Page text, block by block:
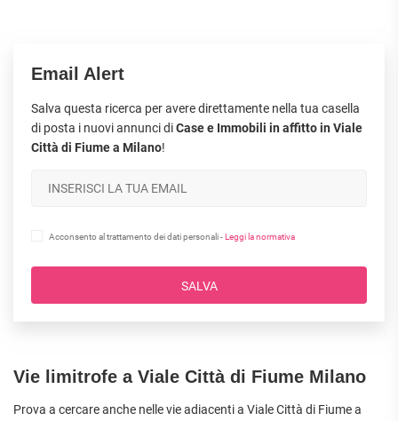
Email Alert
Salva questa ricerca per avere direttamente nella tua casella
di posta i nuovi annunci diCase e Immobili in affitto in Viale
Città di Fiume a Milano!
Acconsento al trattamento dei dati personali -Leggi la normativa
SALVA
Vie limitrofe a Viale Città di Fiume Milano
Prova a cercare anche nelle vie adiacenti a Viale Città di Fiume a